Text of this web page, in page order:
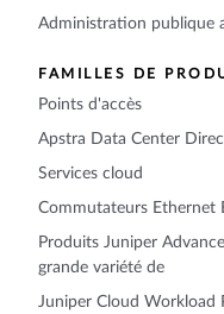
Administration publique
FAMILLES DE
Points d'accès
Apstra Data Center
Services cloud
Commutateurs Ethernet
Produits Juniper
grande variété de
Juniper Cloud Workload